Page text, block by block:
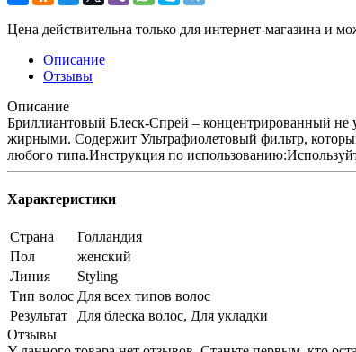
Цена действительна только для интернет-магазина и
Описание
Отзывы
Описание
Бриллиантовый Блеск-Спрей – концентрированный не
жирными. Содержит Ультрафиолетовый фильтр,
любого типа.Инструкция по
Характеристики
Страна
Голландия
Пол
женский
Линия
Styling
Тип волос Для всех типов волос
Результат
Для блеска волос, Для укладки
Отзывы